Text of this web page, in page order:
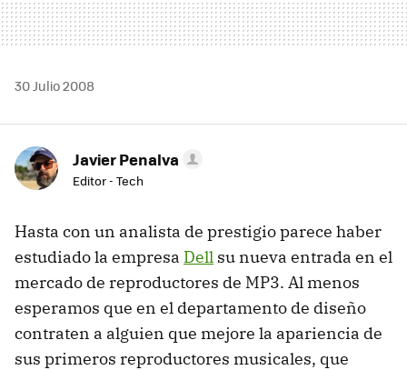
30 Julio 2008
Javier Penalva
Editor - Tech
Hasta con un analista de prestigio parece haber
estudiado la empresa Dell su nueva entrada en el
mercado de reproductores de MP3. Al menos
esperamos que en el departamento de diseño
contraten a alguien que mejore la apariencia de
sus primeros reproductores musicales, que